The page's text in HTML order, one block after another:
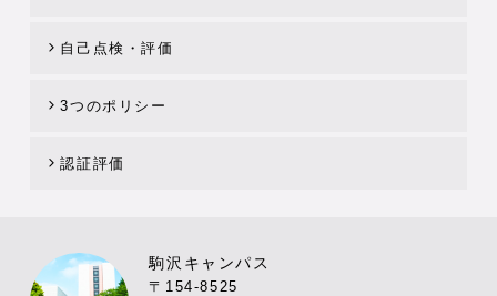
自己点検・評価
3つのポリシー
認証評価
駒沢キャンパス
〒154-8525